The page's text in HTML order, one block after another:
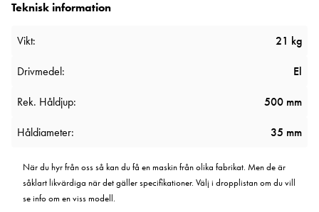
Teknisk information
Vikt: 21 kg
Drivmedel: El
Rek. Håldjup: 500 mm
Håldiameter: 35 mm
När du hyr från oss så kan du få en maskin från olika fabrikat. Men de är
såklart likvärdiga när det gäller specifikationer. Välj i dropplistan om du vill
se info om en viss modell.